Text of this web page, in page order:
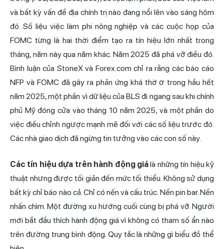
và bất kỳ vấn đề địa chính trị nào đang nổi lên vào sáng hôm
đó. Số liệu việc làm phi nông nghiệp và các cuộc họp của
FOMC từng là hai thời điểm tạo ra tín hiệu lớn nhất trong
tháng, năm này qua năm khác. Năm 2025 đã phá vỡ điều đó.
Bình luận của StoneX và Forex.com chỉ ra rằng các báo cáo
NFP và FOMC đã gây ra phản ứng khá thờ ơ trong hầu hết
năm 2025, một phần vì dữ liệu của BLS đi ngang sau khi chính
phủ Mỹ đóng cửa vào tháng 10 năm 2025, và một phần do
việc điều chỉnh ngược mạnh mẽ đối với các số liệu trước đó.
Các nhà giao dịch đã ngừng tin tưởng vào các con số này.
Các tín hiệu dựa trên hành động giálà những tín hiệu kỹ
thuật nhưng được tối giản đến mức tối thiểu. Không sử dụng
bất kỳ chỉ báo nào cả. Chỉ có nến và cấu trúc. Nến pin bar. Nến
nhấn chìm. Một đường xu hướng cuối cùng bị phá vỡ. Người
mới bắt đầu thích hành động giá vì không có tham số ẩn nào
trên đường trung bình động. Quy tắc là những gì biểu đồ thể